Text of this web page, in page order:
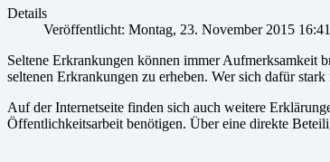
Details
Veröffentlicht: Montag, 23. November 2015 16:41
Seltene Erkrankungen können immer Aufmerksamkeit
seltenen Erkrankungen zu erheben. Wer sich dafür
Auf der Internetseite finden sich auch weitere
Öffentlichkeitsarbeit benötigen. Über eine direkte